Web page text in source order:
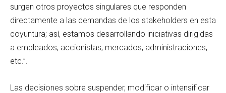
surgen otros proyectos singulares que responden
directamente a las demandas de los stakeholders en esta
coyuntura; así, estamos desarrollando iniciativas dirigidas
a empleados, accionistas, mercados, administraciones,
etc.”.
Las decisiones sobre suspender, modificar o intensificar